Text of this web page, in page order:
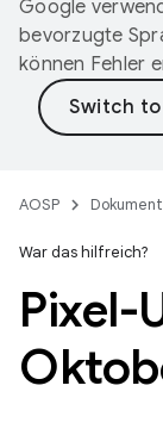
Google
bevorzugte
können Fehler
AOSP
War das hilfreich?
Pixel-